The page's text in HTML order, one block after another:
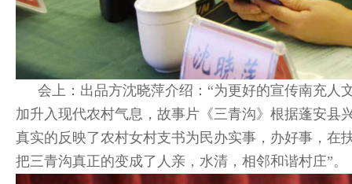
会上：出品方沈晓萍介绍：“为更好的宣传南充人
加升入现代农村气息，故事片《三青沟》根据蓬安县
真实的反映了农村女村支书为民办实事，办好事，在
把三青沟真正的变成了人亲，水清，相邻和谐村庄”。